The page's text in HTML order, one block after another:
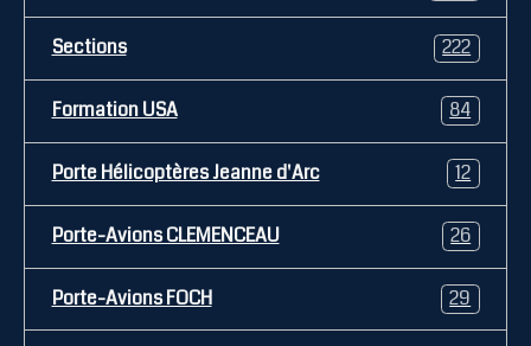
Sections 222
Formation USA 84
Porte Hélicoptères Jeanne d'Arc 12
Porte-Avions CLEMENCEAU 26
Porte-Avions FOCH 29